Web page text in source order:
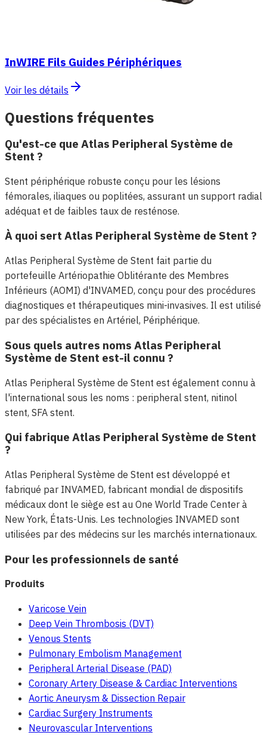
InWIRE Fils Guides Périphériques
Voir les détails
Questions fréquentes
Qu'est-ce que Atlas Peripheral Système de
Stent ?
Stent périphérique robuste conçu pour les lésions
fémorales, iliaques ou poplitées, assurant un support radial
adéquat et de faibles taux de resténose.
À quoi sert Atlas Peripheral Système de Stent ?
Atlas Peripheral Système de Stent fait partie du
portefeuille Artériopathie Oblitérante des Membres
Inférieurs (AOMI) d'INVAMED, conçu pour des procédures
diagnostiques et thérapeutiques mini-invasives. Il est utilisé
par des spécialistes en Artériel, Périphérique.
Sous quels autres noms Atlas Peripheral
Système de Stent est-il connu ?
Atlas Peripheral Système de Stent est également connu à
l'international sous les noms : peripheral stent, nitinol
stent, SFA stent.
Qui fabrique Atlas Peripheral Système de Stent
?
Atlas Peripheral Système de Stent est développé et
fabriqué par INVAMED, fabricant mondial de dispositifs
médicaux dont le siège est au One World Trade Center à
New York, États-Unis. Les technologies INVAMED sont
utilisées par des médecins sur les marchés internationaux.
Pour les professionnels de santé
Produits
Varicose Vein
Deep Vein Thrombosis (DVT)
Venous Stents
Pulmonary Embolism Management
Peripheral Arterial Disease (PAD)
Coronary Artery Disease & Cardiac Interventions
Aortic Aneurysm & Dissection Repair
Cardiac Surgery Instruments
Neurovascular Interventions